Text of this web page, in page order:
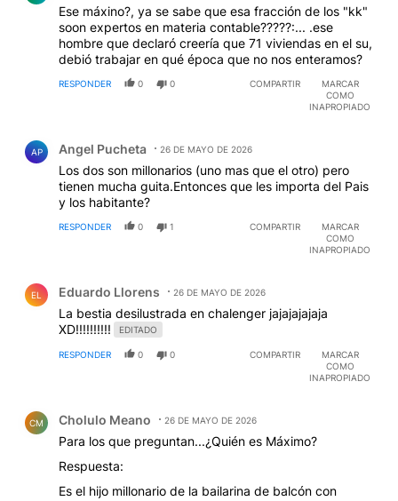
Ese máxino?, ya se sabe que esa fracción de los "kk"
soon expertos en materia contable?????:... .ese
hombre que declaró creería que 71 viviendas en el su,
debió trabajar en qué época que no nos enteramos?
RESPONDER 0 0 COMPARTIR
MARCAR
COMO
INAPROPIADO
AP Angel Pucheta 26 DE MAYO DE 2026
Los dos son millonarios (uno mas que el otro) pero
tienen mucha guita.Entonces que les importa del Pais
y los habitante?
RESPONDER 0 1 COMPARTIR
MARCAR
COMO
INAPROPIADO
EL Eduardo Llorens 26 DE MAYO DE 2026
La bestia desilustrada en chalenger jajajajajaja
XD!!!!!!!!!!
EDITADO
RESPONDER 0 0 COMPARTIR
MARCAR
COMO
INAPROPIADO
CM Cholulo Meano 26 DE MAYO DE 2026
Para los que preguntan...¿Quién es Máximo?
Respuesta:
Es el hijo millonario de la bailarina de balcón con